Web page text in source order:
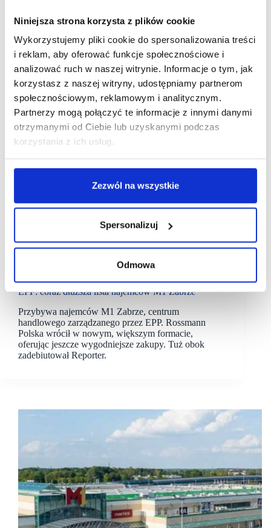
Niniejsza strona korzysta z plików cookie
Wykorzystujemy pliki cookie do spersonalizowania treści
i reklam, aby oferować funkcje społecznościowe i
analizować ruch w naszej witrynie. Informacje o tym, jak
korzystasz z naszej witryny, udostępniamy partnerom
społecznościowym, reklamowym i analitycznym.
Partnerzy mogą połączyć te informacje z innymi danymi
otrzymanymi od Ciebie lub uzyskanymi podczas
korzystania z ich usług.
Zezwól na wszystkie
Spersonalizuj
Odmowa
EPP M1
EPP: coraz dłuższa lista najemców M1 Zabrze
Przybywa najemców M1 Zabrze, centrum
handlowego zarządzanego przez EPP. Rossmann
Polska wrócił w nowym, większym formacie,
oferując jeszcze wygodniejsze zakupy. Tuż obok
zadebiutował Reporter.